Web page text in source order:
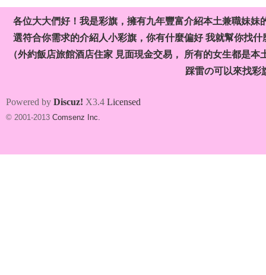
各位大大們好！我是彩旗，擁有九年豐富介紹本土兼職妹
選符合你需求的介紹人小彩旗，你有什麼偏好 我就幫你找
（外約飯店旅館酒店住家 見面現金交易， 所有的女生都是
踩雷の可以來找彩
Powered by Discuz! X3.4 Licensed
© 2001-2013 Comsenz Inc.